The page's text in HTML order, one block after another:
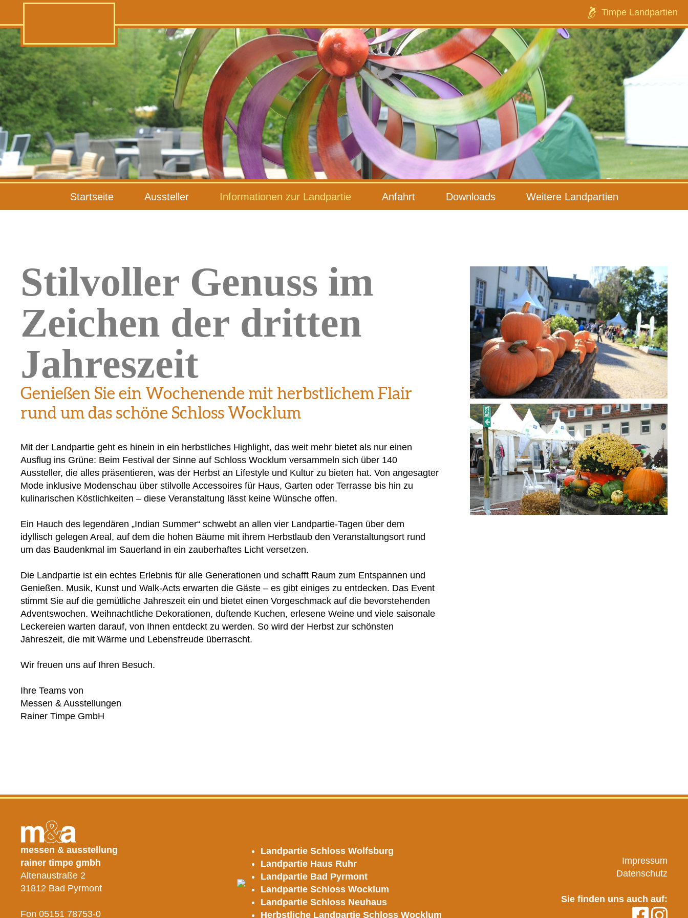
Startseite Aussteller Informationen zur Landpartie Anfahrt Downloads Weitere Landpartien
Stilvoller Genuss im
Zeichen der dritten
Jahreszeit
Genießen Sie ein Wochenende mit herbstlichem Flair
rund um das schöne Schloss Wocklum
Mit der Landpartie geht es hinein in ein herbstliches Highlight, das weit mehr bietet als nur einen
Ausflug ins Grüne: Beim Festival der Sinne auf Schloss Wocklum versammeln sich über 140
Aussteller, die alles präsentieren, was der Herbst an Lifestyle und Kultur zu bieten hat. Von angesagter
Mode inklusive Modenschau über stilvolle Accessoires für Haus, Garten oder Terrasse bis hin zu
kulinarischen Köstlichkeiten – diese Veranstaltung lässt keine Wünsche offen.
Ein Hauch des legendären „Indian Summer“ schwebt an allen vier Landpartie-Tagen über dem
idyllisch gelegen Areal, auf dem die hohen Bäume mit ihrem Herbstlaub den Veranstaltungsort rund
um das Baudenkmal im Sauerland in ein zauberhaftes Licht versetzen.
Die Landpartie ist ein echtes Erlebnis für alle Generationen und schafft Raum zum Entspannen und
Genießen. Musik, Kunst und Walk-Acts erwarten die Gäste – es gibt einiges zu entdecken. Das Event
stimmt Sie auf die gemütliche Jahreszeit ein und bietet einen Vorgeschmack auf die bevorstehenden
Adventswochen. Weihnachtliche Dekorationen, duftende Kuchen, erlesene Weine und viele saisonale
Leckereien warten darauf, von Ihnen entdeckt zu werden. So wird der Herbst zur schönsten
Jahreszeit, die mit Wärme und Lebensfreude überrascht.
Wir freuen uns auf Ihren Besuch.
Ihre Teams von
Messen & Ausstellungen
Rainer Timpe GmbH
messen & ausstellung
rainer timpe gmbh
Altenaustraße 2
31812 Bad Pyrmont
Fon 05151 78753-0
Landpartie Schloss Wolfsburg
Landpartie Haus Ruhr
Landpartie Bad Pyrmont
Landpartie Schloss Wocklum
Landpartie Schloss Neuhaus
Herbstliche Landpartie Schloss Wocklum
Impressum
Datenschutz
Sie finden uns auch auf:
Timpe Landpartien